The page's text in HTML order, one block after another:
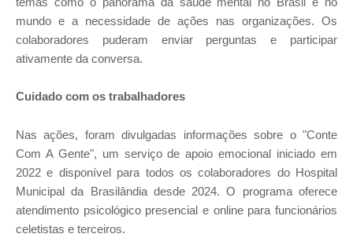
mundo e a necessidade de ações nas organizações. Os
colaboradores puderam enviar perguntas e participar
ativamente da conversa.
Cuidado com os trabalhadores
Nas ações, foram divulgadas informações sobre o "Conte
Com A Gente", um serviço de apoio emocional iniciado em
2022 e disponível para todos os colaboradores do Hospital
Municipal da Brasilândia desde 2024. O programa oferece
atendimento psicológico presencial e online para funcionários
celetistas e terceiros.